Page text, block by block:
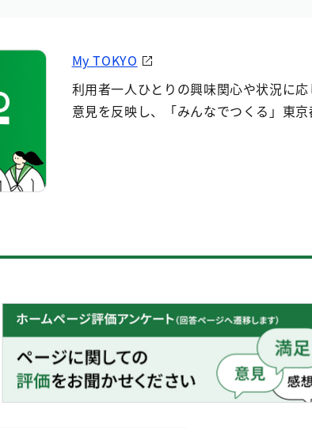
My TOKYO
利用者一人ひとりの興味関心や状況に
意見を反映し、「みんなでつくる」東